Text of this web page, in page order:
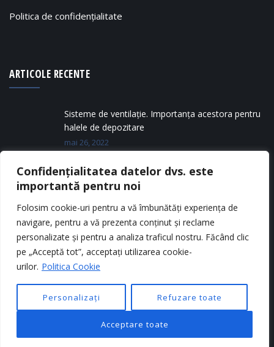
Confidențialitatea datelor dvs. este
importantă pentru noi
Folosim cookie-uri pentru a vă îmbunătăți experiența de
navigare, pentru a vă prezenta conținut și reclame
personalizate și pentru a analiza traficul nostru. Făcând clic
pe „Acceptă tot”, acceptați utilizarea cookie-
urilor. Politica Cookie
Personalizați Refuzare toate
Acceptare toate
Politica de confidențialitate
ARTICOLE RECENTE
Sisteme de ventilație. Importanța acestora pentru
halele de depozitare
mai 26, 2022
Tipuri de silozuri metalice
mai 11, 2022
Copyright © 2025CONEDIL. Toate drepturile rezervate.